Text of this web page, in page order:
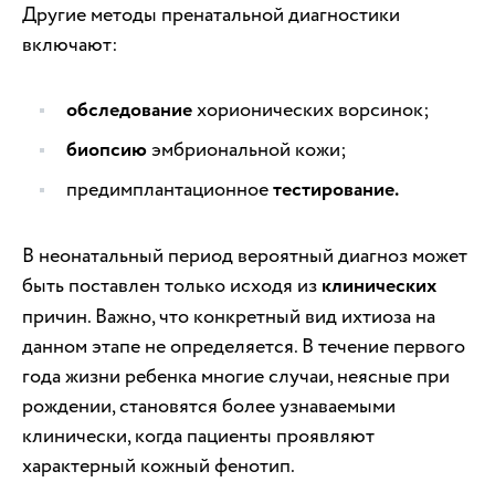
Другие методы пренатальной диагностики
включают:
обследованиехорионических ворсинок;
биопсиюэмбриональной кожи;
предимплантационноетестирование.
В неонатальный период вероятный диагноз может
быть поставлен только исходя из клинических
причин. Важно, что конкретный вид ихтиоза на
данном этапе не определяется. В течение первого
года жизни ребенка многие случаи, неясные при
рождении, становятся более узнаваемыми
клинически, когда пациенты проявляют
характерный кожный фенотип.